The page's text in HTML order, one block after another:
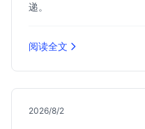
递。
阅读全文
2026/8/2